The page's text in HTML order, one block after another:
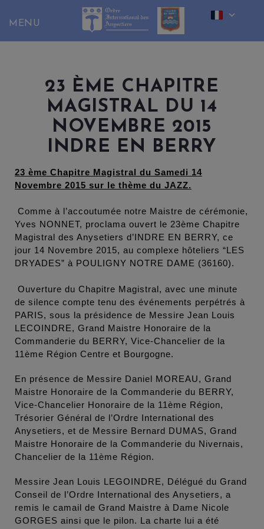
content
23 ÈME CHAPITRE
MAGISTRAL DU 14
NOVEMBRE 2015
INDRE EN BERRY
23 ème Chapitre Magistral du Samedi 14
Novembre 2015 sur le thème du JAZZ.
Comme à l’accoutumée notre Maistre de cérémonie,
Yves NONNET, proclama ouvert le 23ème Chapitre
Magistral des Anysetiers d’INDRE EN BERRY, ce
jour 14 Novembre 2015, au complexe hôteliers “LES
DRYADES” à POULIGNY NOTRE DAME (36160).
Ouverture du Chapitre Magistral, avec une minute
de silence compte tenu des événements perpétrés à
PARIS, sous la présidence de Messire Jean Louis
LECOINDRE, Grand Maistre Honoraire de la
Commanderie du BERRY, Vice-Chancelier de la
11ème Région Centre et Bourgogne.
En présence de Messire Daniel MOREAU, Grand
Maistre Honoraire de la Commanderie du BERRY,
Vice-Chancelier Honoraire de la 11ème Région,
Trésorier Général de l’Ordre International des
Anysetiers, et de Messire Bernard DUMAS, Grand
Maistre Honoraire de la Commanderie du Nivernais,
Chancelier de la 11ème Région.
Messire Jean Louis LEGOINDRE, Délégué du Grand
Conseil de l’Ordre International des Anysetiers, a
remis le camail de Grand Maistre à Dame Nicole
GORGES ainsi que le pilon. La charte lui a été